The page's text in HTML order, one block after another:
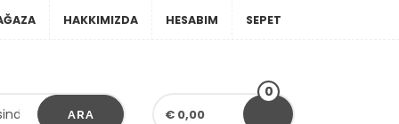
HAKKIMIZDA HESABIM SEPET
ARA € 0,00
0